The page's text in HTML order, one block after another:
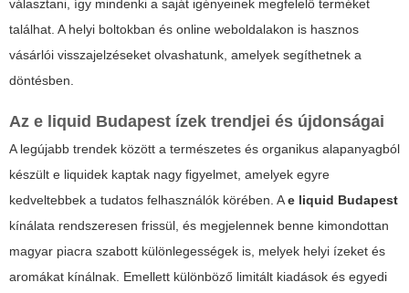
választani, így mindenki a saját igényeinek megfelelő terméket
találhat. A helyi boltokban és online weboldalakon is hasznos
vásárlói visszajelzéseket olvashatunk, amelyek segíthetnek a
döntésben.
Az e liquid Budapest ízek trendjei és újdonságai
A legújabb trendek között a természetes és organikus alapanyagból
készült e liquidek kaptak nagy figyelmet, amelyek egyre
kedveltebbek a tudatos felhasználók körében. Ae liquid Budapest
kínálata rendszeresen frissül, és megjelennek benne kimondottan
magyar piacra szabott különlegességek is, melyek helyi ízeket és
aromákat kínálnak. Emellett különböző limitált kiadások és egyedi